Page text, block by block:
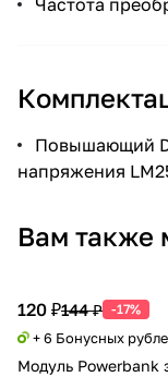
Повышающий
напряжения
Вам также
120 ₽144 ₽ -17%
+ 6 Бонусных
Модуль Powerbank